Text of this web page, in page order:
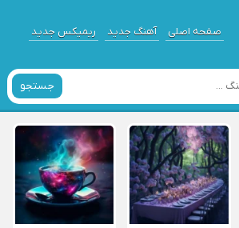
صفحه اصلی آهنگ جدید ریمیکس جدید
جستجو